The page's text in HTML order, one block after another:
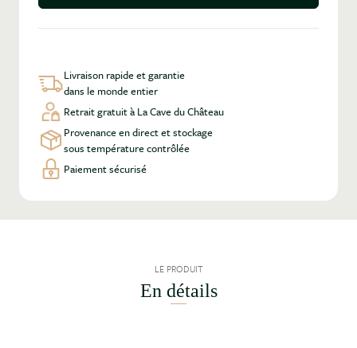
Livraison rapide et garantie
dans le monde entier
Retrait gratuit à La Cave du Château
Provenance en direct et stockage
sous température contrôlée
Paiement sécurisé
LE PRODUIT
En détails